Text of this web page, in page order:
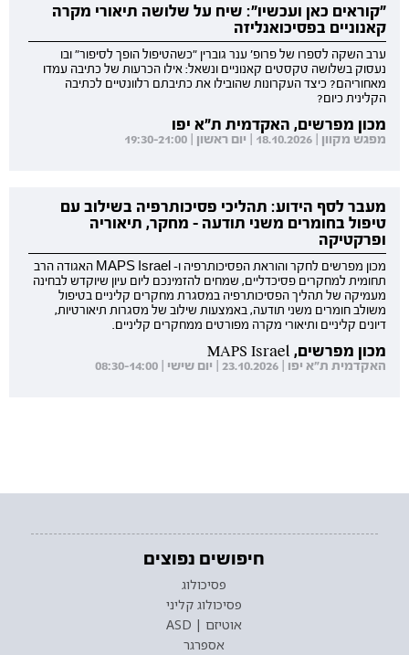
"קוראים כאן ועכשיו": שיח על שלושה תיאורי מקרה
קאנוניים בפסיכואנליזה
ערב השקה לספרו של פרופ' ענר גוברין "כשהטיפול הופך לסיפור" ובו
נעסוק בשלושה טקסטים קאנוניים ונשאל: אילו הכרעות של כתיבה עמדו
מאחוריהם? כיצד העקרונות שהובילו את כתיבתם רלוונטיים לכתיבה
הקלינית כיום?
מכון מפרשים, האקדמית ת"א יפו
מפגש מקוון | 18.10.2026 | יום ראשון | 19:30-21:00
מעבר לסף הידוע: תהליכי פסיכותרפיה בשילוב עם
טיפול בחומרים משני תודעה - מחקר, תיאוריה
ופרקטיקה
מכון מפרשים לחקר והוראת הפסיכותרפיה ו- MAPS Israel האגודה הרב
תחומית למחקרים פסיכדליים, שמחים להזמינכם ליום עיון שיוקדש לבחינה
מעמיקה של תהליך הפסיכותרפיה במסגרת מחקרים קליניים בטיפול
משולב חומרים משני תודעה, באמצעות שילוב של מסגרות תיאורטיות,
דיונים קליניים ותיאורי מקרה מפורטים ממחקרים קליניים.
מכון מפרשים, MAPS Israel
האקדמית ת"א יפו | 23.10.2026 | יום שישי | 08:30-14:00
חיפושים נפוצים
פסיכולוג
פסיכולוג קליני
אוטיזם | ASD
אספרגר